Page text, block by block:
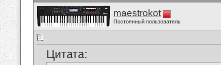
maestrokot
Постоянный пользователь
Цитата: